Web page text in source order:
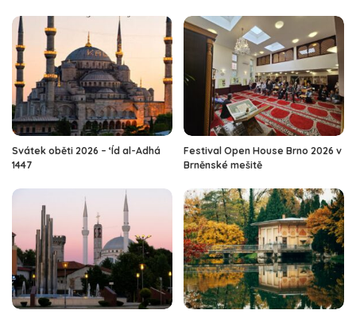
Svátek oběti 2026 – ‘Íd al-Adhá
1447
Festival Open House Brno 2026 v
Brněnské mešitě